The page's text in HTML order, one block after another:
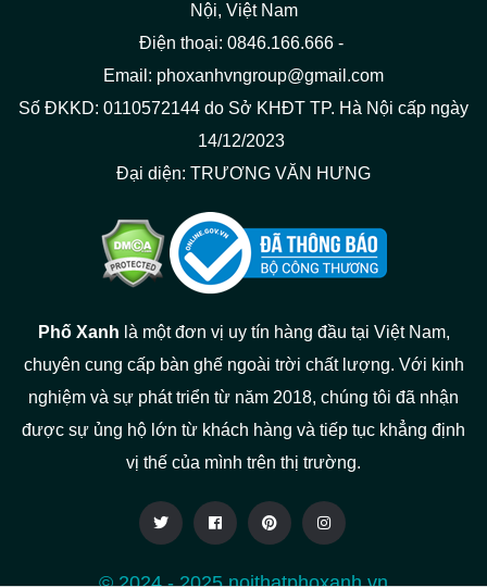
Nội, Việt Nam
Điện thoại: 0846.166.666 -
Email: phoxanhvngroup@gmail.com
Số ĐKKD: 0110572144 do Sở KHĐT TP. Hà Nội cấp ngày
14/12/2023
Đại diện: TRƯƠNG VĂN HƯNG
Phố Xanh là một đơn vị uy tín hàng đầu tại Việt Nam,
chuyên cung cấp bàn ghế ngoài trời chất lượng. Với kinh
nghiệm và sự phát triển từ năm 2018, chúng tôi đã nhận
được sự ủng hộ lớn từ khách hàng và tiếp tục khẳng định
vị thế của mình trên thị trường.